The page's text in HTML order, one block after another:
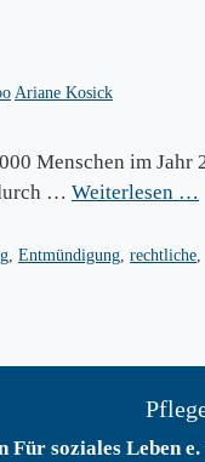
Ariane Kosick
Menschen im Jahr
… Weiterlesen …
,Entmündigung ,rechtliche
Für soziales Leben e.